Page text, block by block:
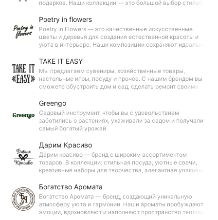
подарков. Наши коллекции — это большой выбор стилей,
Poetry in flowers
Poetry in Flowers — это качественные искусственные
цветы и деревья для создания естественной красоты и
уюта в интерьере. Наши композиции сохраняют идеальный
удовольствие.
TAKE IT EASY
Мы предлагаем сувениры, хозяйственные товары,
настольные игры, посуду и прочее. С нашим брендом вы
сможете обустроить дом и сад, сделать ремонт своими
позволят подобрать то, что подойдёт именно вам.
Greengo
Садовый инструмент, чтобы вы с удовольствием
заботились о растениях, ухаживали за садом и получали
самый богатый урожай.
Дарим Красиво
Дарим красиво — бренд с широким ассортиментом
товаров. В коллекции: стильная посуда, уютные свечи,
креативные наборы для творчества, элегантная упаковка и
атмосферу и дарить радость близким!
Богатство Аромата
Богатство Аромата — бренд, создающий уникальную
атмосферу уюта и гармонии. Наши ароматы пробуждают
эмоции, вдохновляют и наполняют пространство теплом,